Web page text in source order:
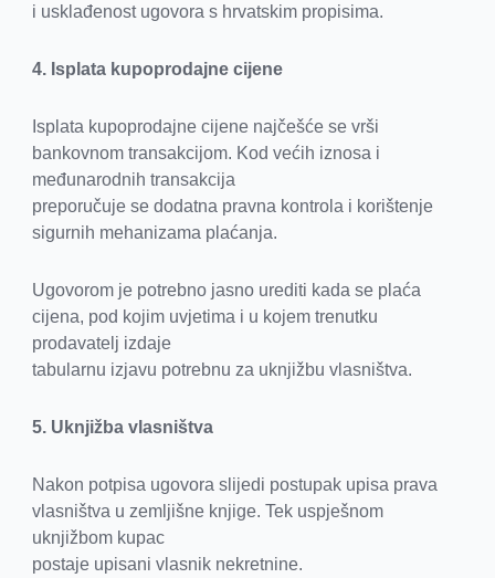
i usklađenost ugovora s hrvatskim propisima.
4. Isplata kupoprodajne cijene
Isplata kupoprodajne cijene najčešće se vrši
bankovnom transakcijom. Kod većih iznosa i
međunarodnih transakcija
preporučuje se dodatna pravna kontrola i korištenje
sigurnih mehanizama plaćanja.
Ugovorom je potrebno jasno urediti kada se plaća
cijena, pod kojim uvjetima i u kojem trenutku
prodavatelj izdaje
tabularnu izjavu potrebnu za uknjižbu vlasništva.
5. Uknjižba vlasništva
Nakon potpisa ugovora slijedi postupak upisa prava
vlasništva u zemljišne knjige. Tek uspješnom
uknjižbom kupac
postaje upisani vlasnik nekretnine.